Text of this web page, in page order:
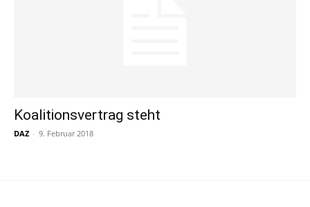
Koalitionsvertrag steht
DAZ - 9. Februar 2018